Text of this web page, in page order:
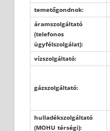
temetőgondnok:
áramszolgáltató
(telefonos
ügyfélszolgálat):
vízszolgáltató:
gázszolgáltató:
hulladékszolgáltató
(MOHU térségi):